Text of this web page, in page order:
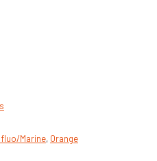
fluo/Marine, Orange